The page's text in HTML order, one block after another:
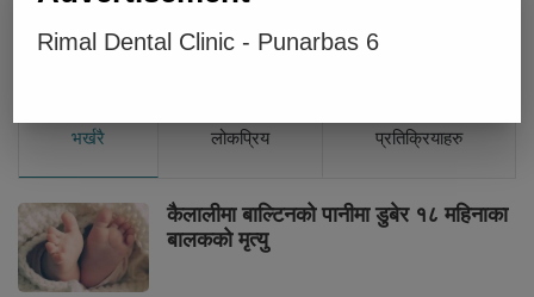
भर्खरै लोकप्रिय प्रतिक्रियाहरु
कैलालीमा बाल्टिनको पानीमा डुबेर १८ महिनाका
बालकको मृत्यु
Rimal Dental Clinic - Punarbas 6